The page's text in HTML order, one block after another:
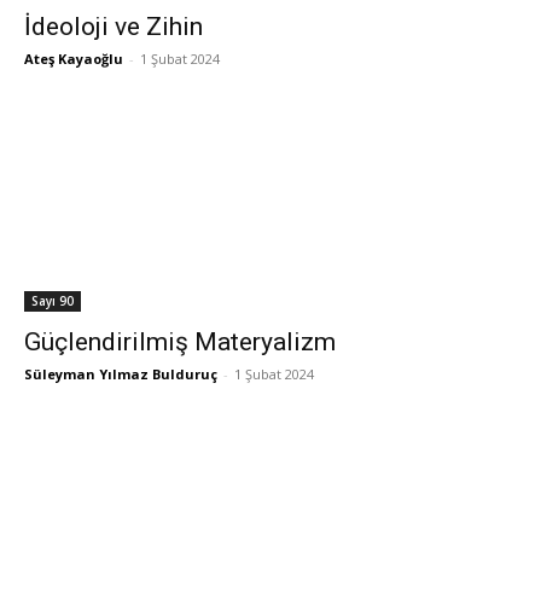
İdeoloji ve Zihin
Ateş Kayaoğlu - 1 Şubat 2024
Sayı 90
Güçlendirilmiş Materyalizm
Süleyman Yılmaz Bulduruç - 1 Şubat 2024